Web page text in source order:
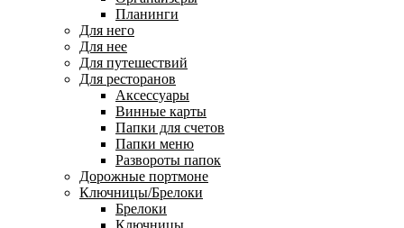
Планинги
Для него
Для нее
Для путешествий
Для ресторанов
Аксессуары
Винные карты
Папки для счетов
Папки меню
Развороты папок
Дорожные портмоне
Ключницы/Брелоки
Брелоки
Ключницы